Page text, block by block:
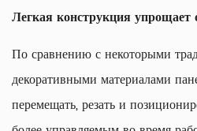
Легкая конструкция упрощает
По сравнению с некоторыми
декоративными материалами
перемещать, резать и